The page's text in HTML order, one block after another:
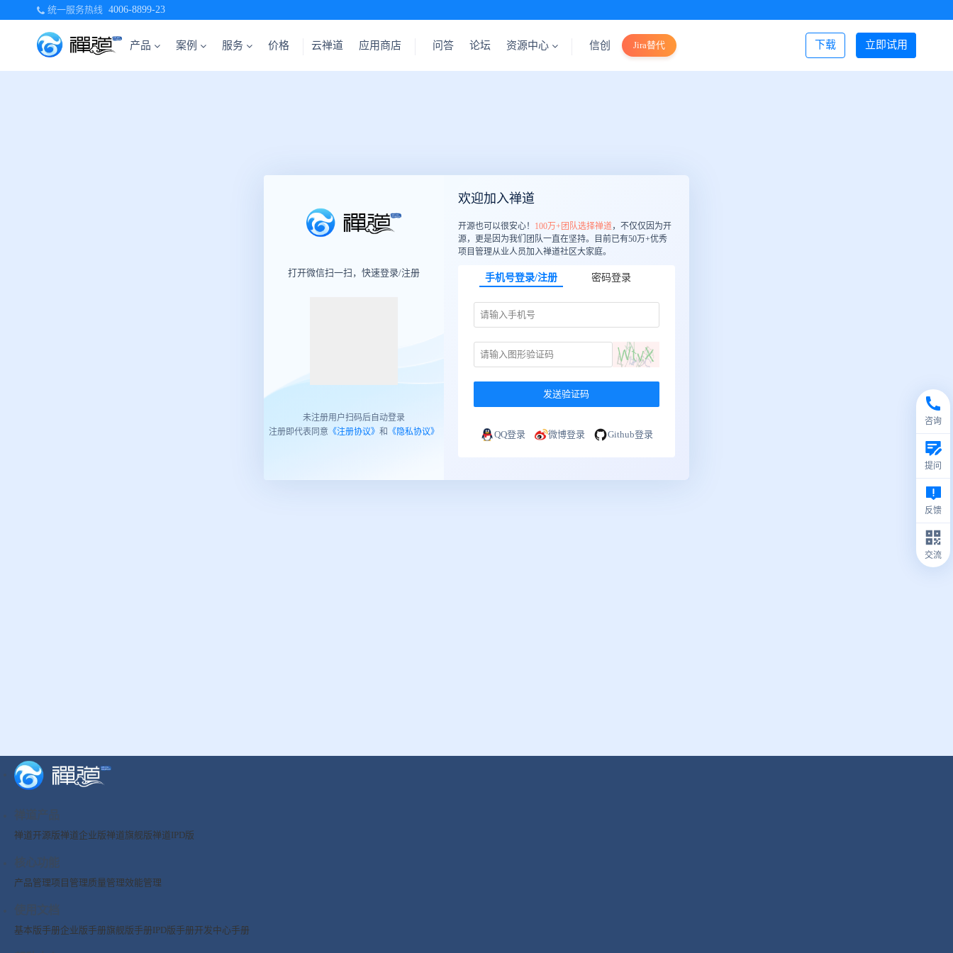
统一服务热线 4006-8899-23
产品 案例 服务 价格 立即试用
下载
云禅道 应用商店 问答 论坛 资源中心 信创 Jira替代 登录/注册
禅道产品
禅道开源版禅道企业版禅道旗舰版禅道IPD版
核心功能
产品管理项目管理质量管理效能管理
使用文档
基本版手册企业版手册旗舰版手册IPD版手册开发中心手册
咨询
提问
反馈
交流
打开微信扫一扫，快速登录/注册
未注册用户扫码后自动登录
注册即代表同意 《注册协议》 和 《隐私协议》
欢迎加入禅道
开源也可以很安心！ 100万+团队选择禅道，不仅仅因为开
源，更是因为我们团队一直在坚持。目前已有50万+优秀
项目管理从业人员加入禅道社区大家庭。
手机号登录/注册 密码登录
发送验证码
QQ登录 微博登录 Github登录